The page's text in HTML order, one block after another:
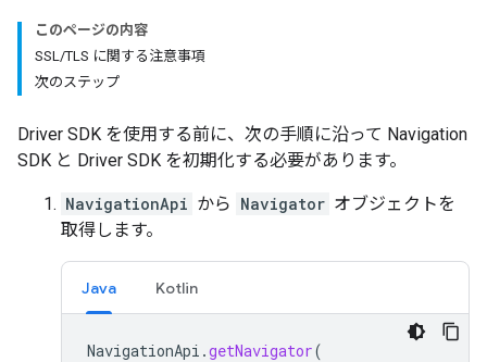
このページの内容
SSL/TLS に関する注意事項
次のステップ
Driver SDK を使用する前に、次の手順に沿って Navigation
SDK と Driver SDK を初期化する必要があります。
NavigationApi から Navigator オブジェクトを
取得します。
Java Kotlin
NavigationApi .getNavigator(